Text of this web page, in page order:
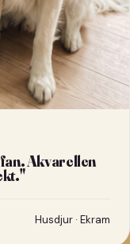
Akvarellen
"
Husdjur · Ekram